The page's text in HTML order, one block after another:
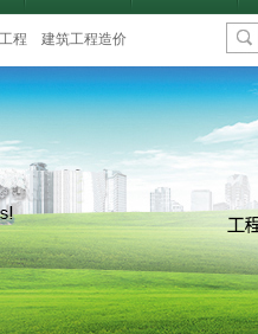
程 建筑工程造价